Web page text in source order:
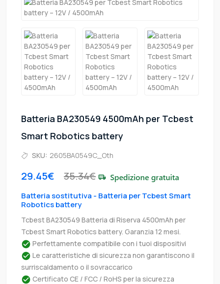
Batteria BA230549 4500mAh per Tcbest
Smart Robotics battery
SKU: 2605BA0549C_Oth
29.45€ 35.34€
Batteria sostitutiva - Batteria per Tcbest Smart
Robotics battery
Tcbest BA230549 Batteria di Riserva 4500mAh per
Tcbest Smart Robotics battery. Garanzia 12 mesi.
Perfettamente compatibile con i tuoi dispositivi
Le caratteristiche di sicurezza non garantiscono il
surriscaldamento o il sovraccarico
Certificato CE / FCC / RoHS per la sicurezza